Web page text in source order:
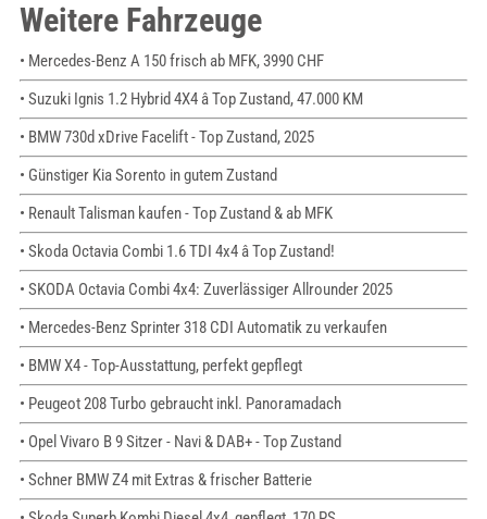
Weitere Fahrzeuge
• Mercedes-Benz A 150 frisch ab MFK, 3990 CHF
• Suzuki Ignis 1.2 Hybrid 4X4 â Top Zustand, 47.000 KM
• BMW 730d xDrive Facelift - Top Zustand, 2025
• Günstiger Kia Sorento in gutem Zustand
• Renault Talisman kaufen - Top Zustand & ab MFK
• Skoda Octavia Combi 1.6 TDI 4x4 â Top Zustand!
• SKODA Octavia Combi 4x4: Zuverlässiger Allrounder 2025
• Mercedes-Benz Sprinter 318 CDI Automatik zu verkaufen
• BMW X4 - Top-Ausstattung, perfekt gepflegt
• Peugeot 208 Turbo gebraucht inkl. Panoramadach
• Opel Vivaro B 9 Sitzer - Navi & DAB+ - Top Zustand
• Schner BMW Z4 mit Extras & frischer Batterie